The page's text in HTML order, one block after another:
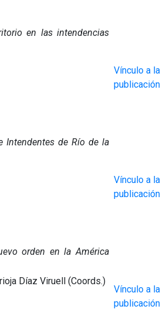
en las intendencias
Vínculo a la
publicación
Intendentes de Río de la
Vínculo a la
publicación
orden en la América
Díaz Viruell (Coords.)
Vínculo a la
publicación